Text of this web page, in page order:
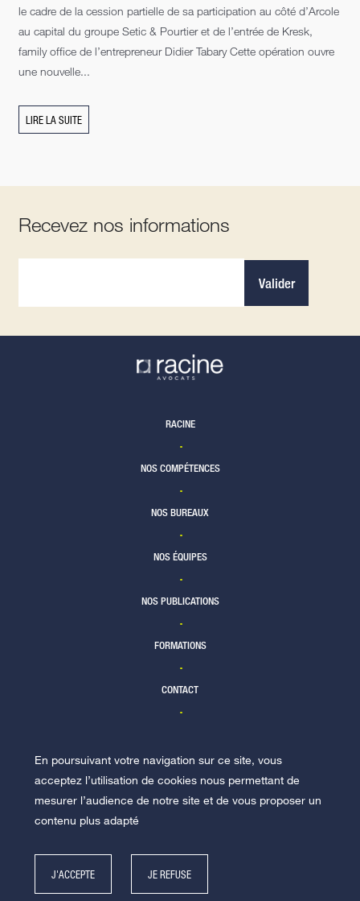
le cadre de la cession partielle de sa participation au côté d’Arcole
au capital du groupe Setic & Pourtier et de l’entrée de Kresk,
family office de l’entrepreneur Didier Tabary Cette opération ouvre
une nouvelle...
LIRE LA SUITE
Recevez nos informations
Valider
RACINE
NOS COMPÉTENCES
NOS BUREAUX
NOS ÉQUIPES
NOS PUBLICATIONS
FORMATIONS
CONTACT
NOUS REJOINDRE
© Racine 2026 - Mentions légales-Politique de données personnelles
En poursuivant votre navigation sur ce site, vous
acceptez l’utilisation de cookies nous permettant de
mesurer l’audience de notre site et de vous proposer un
contenu plus adapté
J'ACCEPTE JE REFUSE